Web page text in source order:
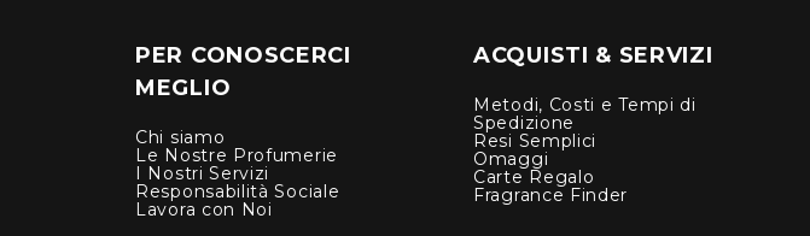
PER CONOSCERCI
MEGLIO
Chi siamo
Le Nostre Profumerie
I Nostri Servizi
Responsabilità Sociale
Lavora con Noi
ACQUISTI & SERVIZI
Metodi, Costi e Tempi di
Spedizione
Resi Semplici
Omaggi
Carte Regalo
Fragrance Finder